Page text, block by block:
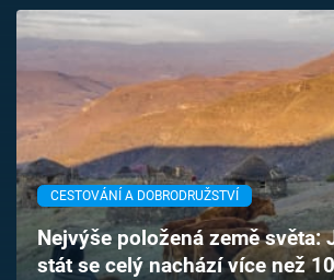
Témata
Témata
Pořady
TV Program
Časopis
CESTOVÁNÍ A DOBRODRUŽSTVÍ
Nejvýše položená země světa:
stát se celý nachází více než